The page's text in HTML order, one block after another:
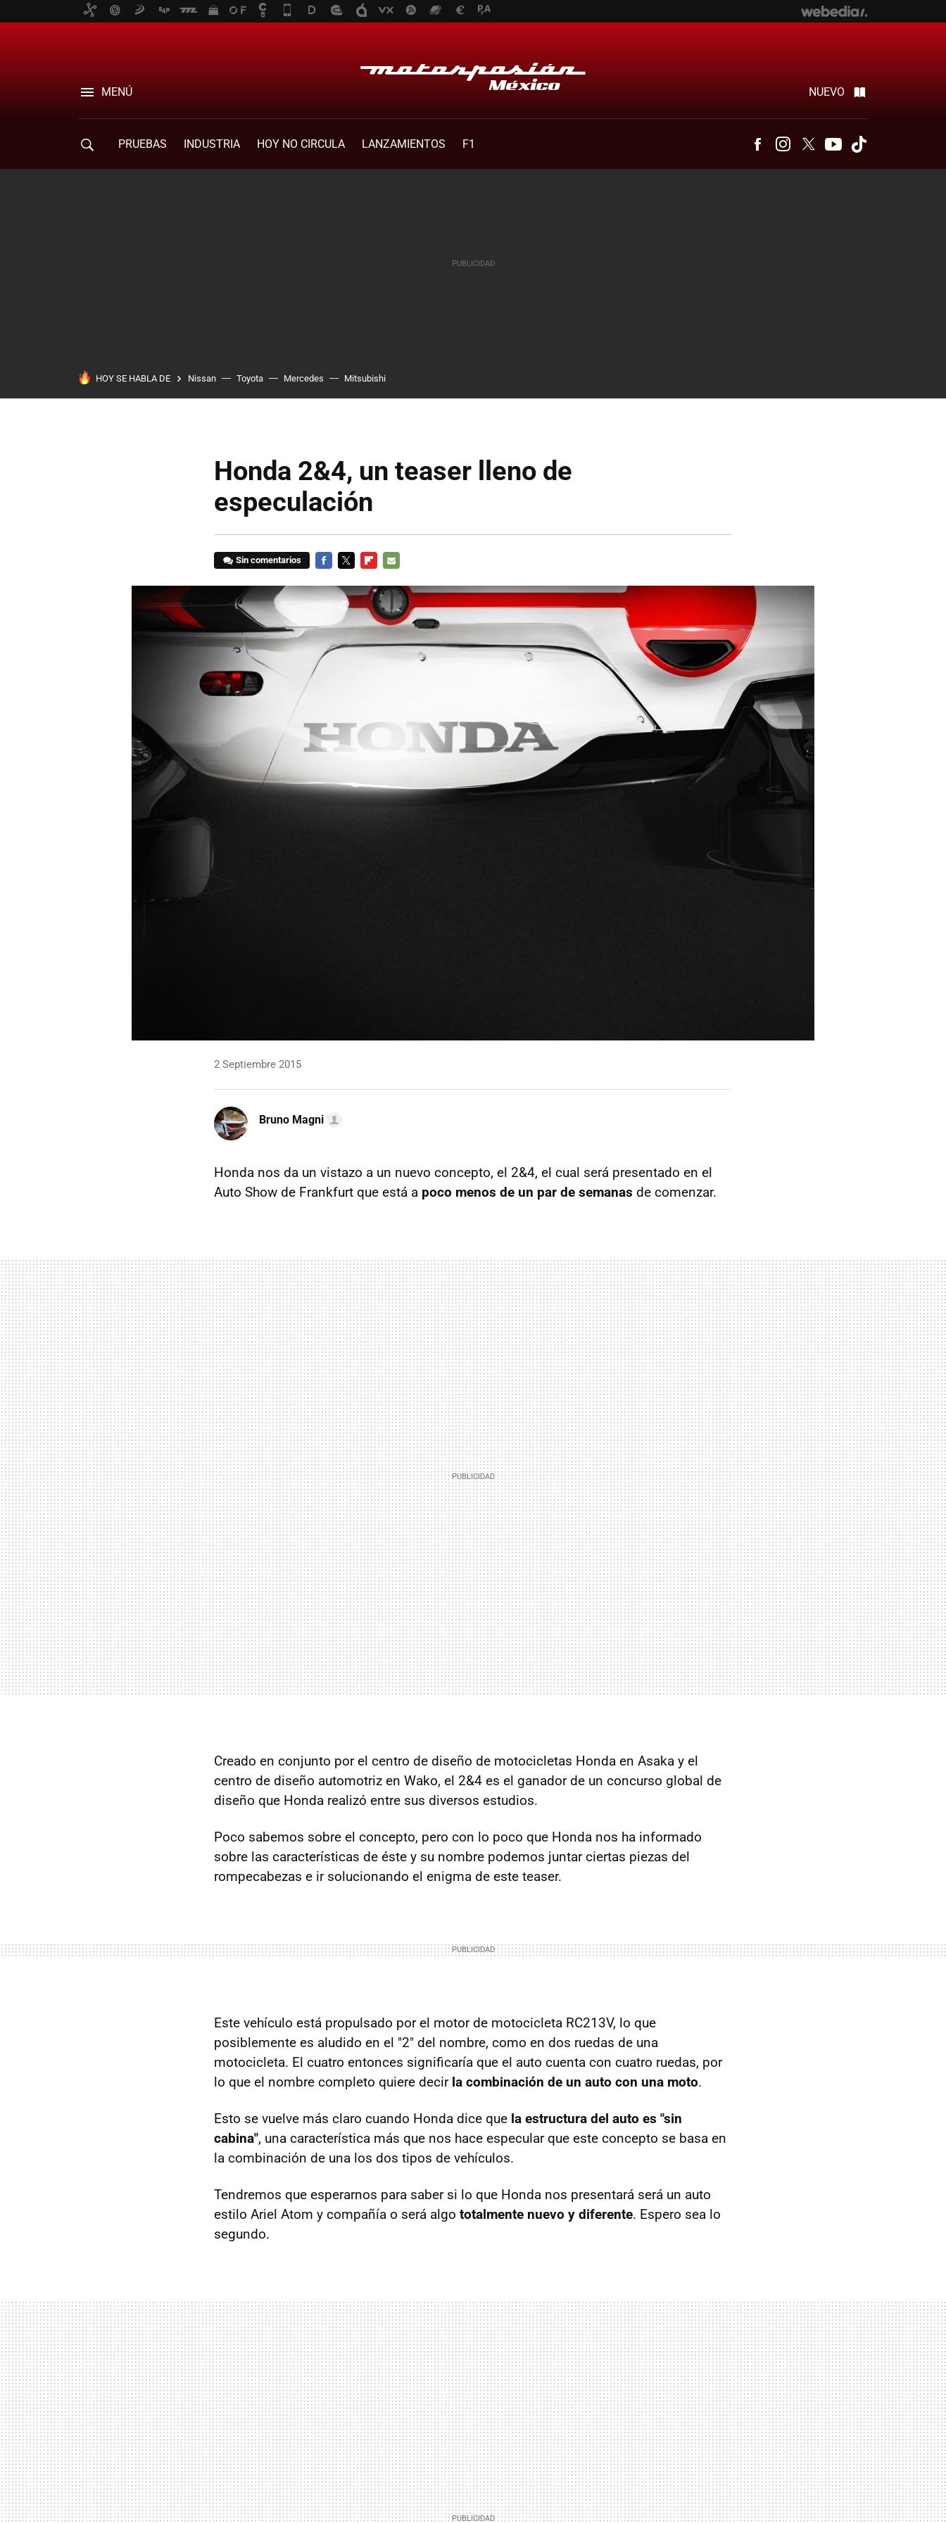
MENÚ NUEVO
PRUEBAS INDUSTRIA HOY NO CIRCULA LANZAMIENTOS F1 FacebookInstagram
Twitter Youtube
HOY SE HABLA DE Nissan Toyota Mercedes Mitsubishi
Honda 2&4, un teaser lleno de
especulación
Sin comentarios
MAIL
2 Septiembre 2015
Bruno Magni
Honda nos da un vistazo a un nuevo concepto, el 2&4, el cual será presentado en el
Auto Show de Frankfurt que está a poco menos de un par de semanas de comenzar.
Creado en conjunto por el centro de diseño de motocicletas Honda en Asaka y el
centro de diseño automotriz en Wako, el 2&4 es el ganador de un concurso global de
diseño que Honda realizó entre sus diversos estudios.
Poco sabemos sobre el concepto, pero con lo poco que Honda nos ha informado
sobre las características de éste y su nombre podemos juntar ciertas piezas del
rompecabezas e ir solucionando el enigma de este teaser.
Este vehículo está propulsado por el motor de motocicleta RC213V, lo que
posiblemente es aludido en el "2" del nombre, como en dos ruedas de una
motocicleta. El cuatro entonces significaría que el auto cuenta con cuatro ruedas, por
lo que el nombre completo quiere decir la combinación de un auto con una moto.
Esto se vuelve más claro cuando Honda dice que la estructura del auto es "sin
cabina", una característica más que nos hace especular que este concepto se basa en
la combinación de una los dos tipos de vehículos.
Tendremos que esperarnos para saber si lo que Honda nos presentará será un auto
estilo Ariel Atom y compañía o será algo totalmente nuevo y diferente. Espero sea lo
segundo.